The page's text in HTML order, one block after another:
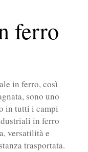
ferro
in ferro, così
sono uno
in tutti i campi
in ferro
versatilità e
trasportata.